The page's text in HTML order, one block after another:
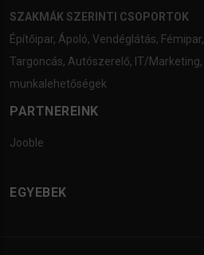
SZAKMÁK SZERINTI CSOPORTOK
Építőipar, Ápoló, Vendéglátás, Fémipar,
Targoncás, Autószerelő, IT/Marketing,
munkalehetőségek
PARTNEREINK
Jooble
EGYEBEK